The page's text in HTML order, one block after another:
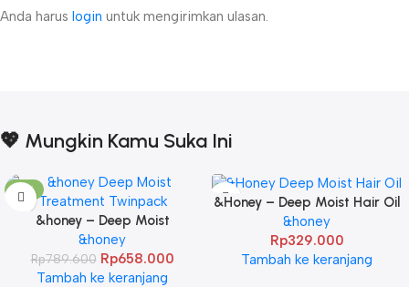
Anda harus login untuk mengirimkan ulasan.
💖 Mungkin Kamu Suka Ini
-17%
&honey – Deep Moist
Treatment 445 g Twinpack
&honey
Rp789.600 Rp658.000
Tambah ke keranjang
&Honey – Deep Moist Hair Oil
3.0 100ml
&honey
Rp329.000
Tambah ke keranjang